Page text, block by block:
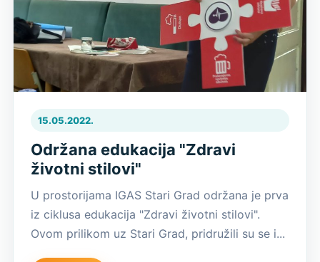
15.05.2022.
Održana edukacija "Zdravi
životni stilovi"
U prostorijama IGAS Stari Grad održana je prva
iz ciklusa edukacija "Zdravi životni stilovi".
Ovom prilikom uz Stari Grad, pridružili su se i...